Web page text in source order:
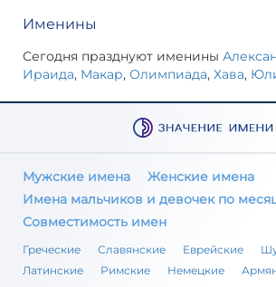
Именины
Сегодня празднуют именины
Ираида, Макар, Олимпиада, Хава,
Мужские имена
Женские имена
Имена мальчиков и девочек по
Совместимость имен
Греческие Славянские Еврейские
Латинские
Римские Немецкие